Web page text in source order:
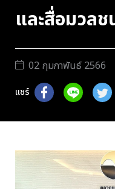
และสื่อมวลช
02 กุมภาพันธ์ 2566
แชร์